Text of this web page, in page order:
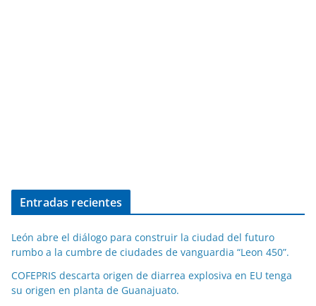
Entradas recientes
León abre el diálogo para construir la ciudad del futuro
rumbo a la cumbre de ciudades de vanguardia “Leon 450”.
COFEPRIS descarta origen de diarrea explosiva en EU tenga
su origen en planta de Guanajuato.